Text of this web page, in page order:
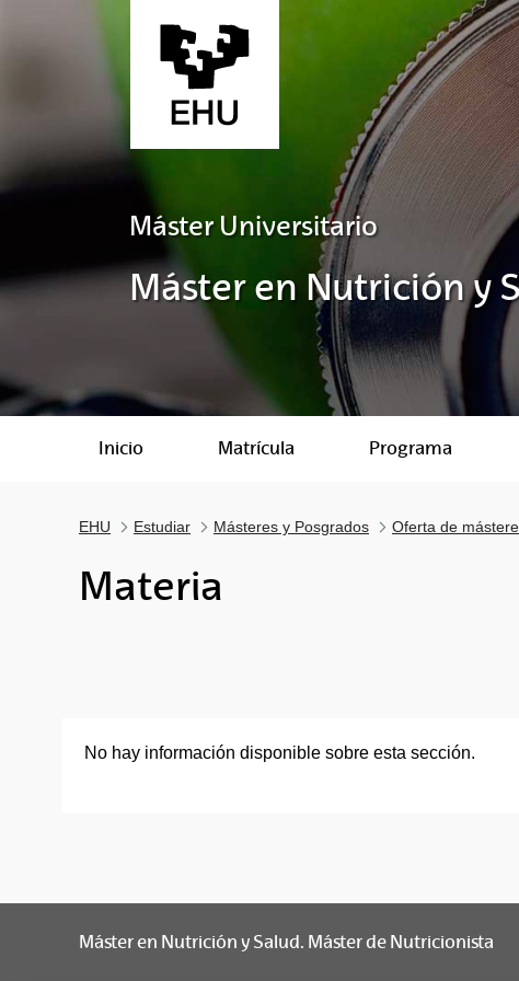
Máster Universitario
Máster en Nutrición y
Inicio Matrícula Programa
EHU Estudiar Másteres y Posgrados Oferta de
Materia
No hay información disponible sobre esta sección.
Máster en Nutrición y Salud. Máster de Nutricionista